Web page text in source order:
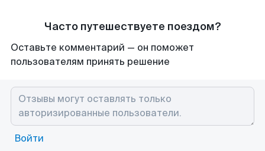
Часто путешествуете поездом?
Оставьте комментарий — он поможет
пользователям принять решение
Войти